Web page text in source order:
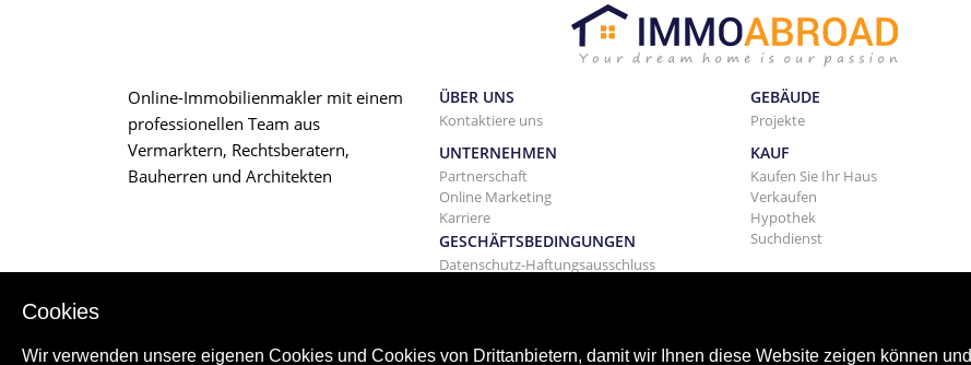
Online-Immobilienmakler mit einem
professionellen Team aus
Vermarktern, Rechtsberatern,
Bauherren und Architekten
ÜBER UNS
Kontaktiere uns
UNTERNEHMEN
Partnerschaft
Online Marketing
Karriere
GESCHÄFTSBEDINGUNGEN
Datenschutz-Haftungsausschluss
GEBÄUDE
Projekte
KAUF
Kaufen Sie Ihr Haus
Verkaufen
Hypothek
Suchdienst
Cookies
Wir verwenden unsere eigenen Cookies und Cookies von Drittanbietern, damit wir Ihnen diese Website zeigen können und